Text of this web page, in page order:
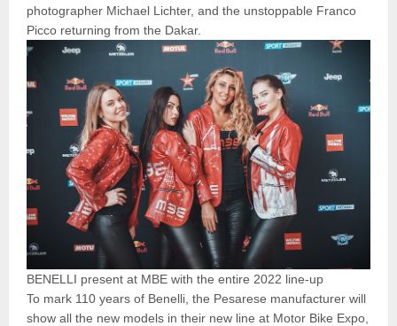
photographer Michael Lichter, and the unstoppable Franco
Picco returning from the Dakar.
BENELLI present at MBE with the entire 2022 line-up
To mark 110 years of Benelli, the Pesarese manufacturer will
show all the new models in their new line at Motor Bike Expo,